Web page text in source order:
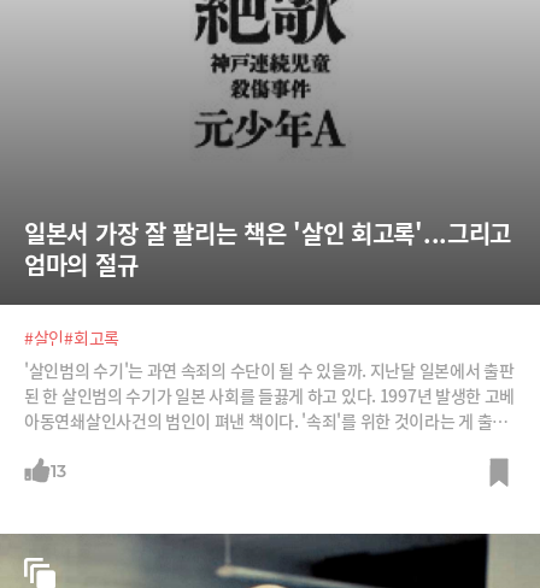
일본서 가장 잘 팔리는 책은 '살인 회고록'...그리고
엄마의 절규
#살인#회고록
'살인범의 수기'는 과연 속죄의 수단이 될 수 있을까. 지난달 일본에서 출판
된 한 살인범의 수기가 일본 사회를 들끓게 하고 있다. 1997년 발생한 고베
아동연쇄살인사건의 범인이 펴낸 책이다. '속죄'를 위한 것이라는 게 출판
는 무라카미 하루키와 1위를 다툴 정도이다. 피해 아동의 어머니가 분노와
13